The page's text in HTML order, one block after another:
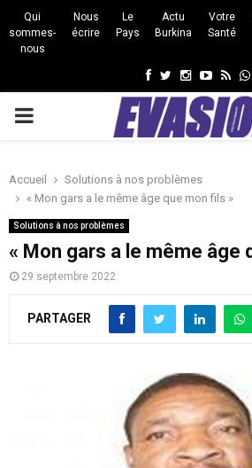
Qui
sommes-
nous
Nous
écrire
Le
Pays
Actu
Burkina
Votre
Santé
Facebook
Twitter
Instagram
Youtube
Rss
PRIMARY
Accueil
Solutions à nos problèmes
« Mon gars a le même âge que mon fils »
Solutions à nos problèmes
« Mon gars a le même âge
29 septembre 2022
PARTAGER